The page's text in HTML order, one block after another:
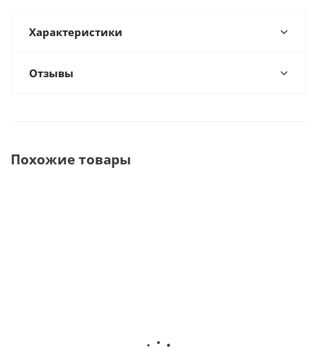
Характеристики
Отзывы
Похожие товары